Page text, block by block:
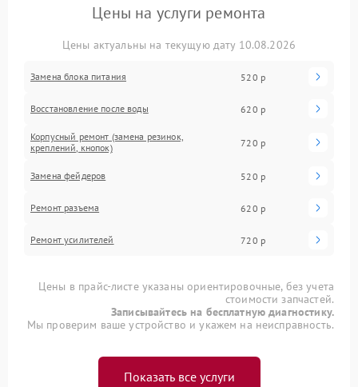
Цены на услуги ремонта
Цены актуальны на текущую дату 10.08.2026
Замена блока питания 520 р
Восстановление после воды 620 р
Корпусный ремонт (замена резинок,
креплений, кнопок)
720 р
Замена фейдеров 520 р
Ремонт разъема 620 р
Ремонт усилителей 720 р
Цены в прайс-листе указаны ориентировочные, без учета
стоимости запчастей.
Записывайтесь на бесплатную диагностику.
Мы проверим ваше устройство и укажем на неисправность.
Показать все услуги